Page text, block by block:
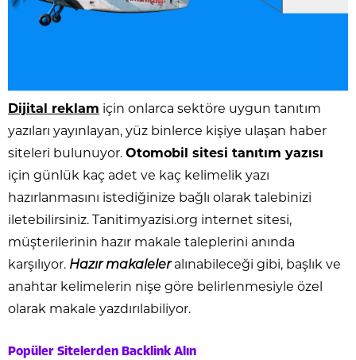
Dijital reklam için onlarca sektöre uygun tanıtım
yazıları yayınlayan, yüz binlerce kişiye ulaşan haber
siteleri bulunuyor. Otomobil sitesi tanıtım yazısı
için günlük kaç adet ve kaç kelimelik yazı
hazırlanmasını istediğinize bağlı olarak talebinizi
iletebilirsiniz. Tanitimyazisi.org internet sitesi,
müşterilerinin hazır makale taleplerini anında
karşılıyor. Hazır makaleleralınabileceği gibi, başlık ve
anahtar kelimelerin nişe göre belirlenmesiyle özel
olarak makale yazdırılabiliyor.
Popüler Sitelerden Backlink Alın